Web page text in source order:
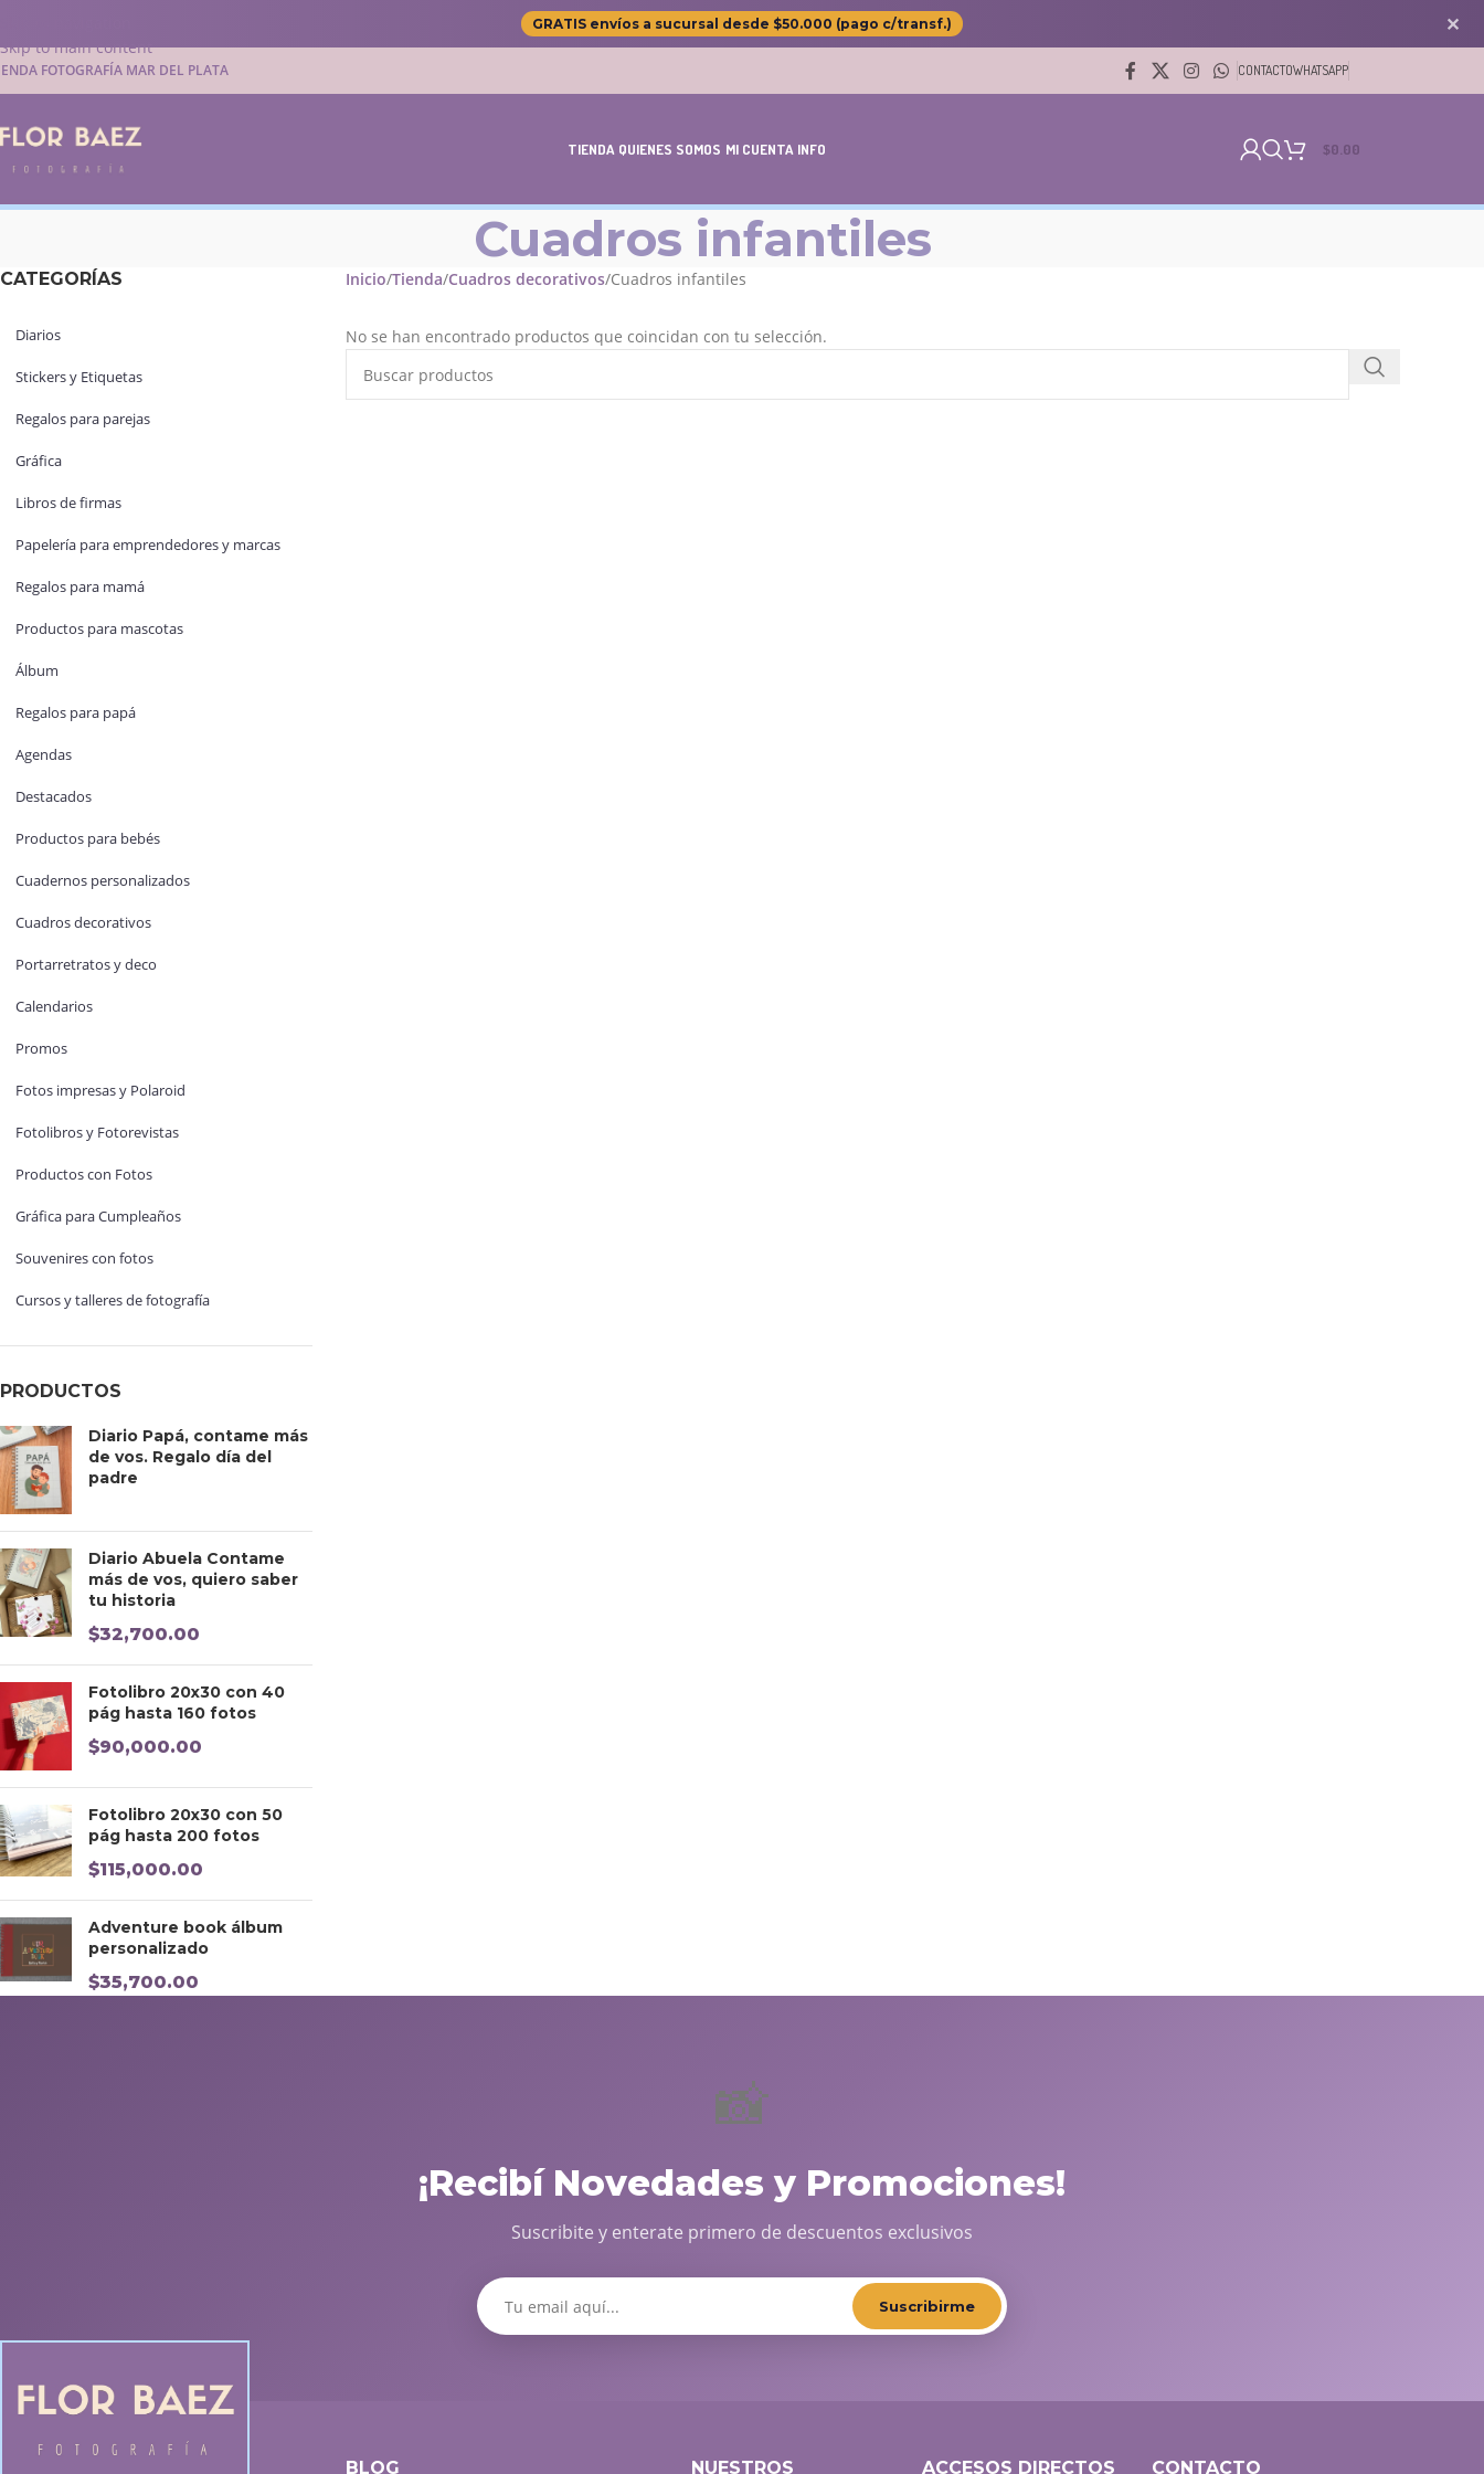
Skip to main content
GRATIS envíos a sucursal desde $50.000 (pago c/transf.) ✕
FOTOGRAFÍA MAR DEL PLATA CONTACTOWHATSAPP
TIENDA QUIENES SOMOS MI CUENTA INFO $0.00
Cuadros infantiles
CATEGORÍAS
Diarios
Stickers y Etiquetas
Regalos para parejas
Gráfica
Libros de firmas
Papelería para emprendedores y marcas
Regalos para mamá
Productos para mascotas
Álbum
Regalos para papá
Agendas
Destacados
Productos para bebés
Cuadernos personalizados
Cuadros decorativos
Portarretratos y deco
Calendarios
Promos
Fotos impresas y Polaroid
Fotolibros y Fotorevistas
Productos con Fotos
Gráfica para Cumpleaños
Souvenires con fotos
Cursos y talleres de fotografía
PRODUCTOS
Diario Papá, contame más
de vos. Regalo día del
padre
Diario Abuela Contame
más de vos, quiero saber
tu historia
$32,700.00
Fotolibro 20x30 con 40
pág hasta 160 fotos
$90,000.00
Fotolibro 20x30 con 50
pág hasta 200 fotos
$115,000.00
Adventure book álbum
personalizado
$35,700.00
Inicio Tienda Cuadros decorativos Cuadros infantiles
No se han encontrado productos que coincidan con tu selección.
📸
¡Recibí Novedades y Promociones!
Suscribite y enterate primero de descuentos exclusivos
Suscribirme
BLOG NUESTROS ACCESOS DIRECTOS CONTACTO